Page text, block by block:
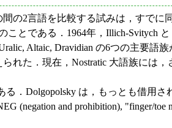
の2言語を比較する試みは，すでに
とである．1964年，Illich-Svitych と
Altaic, Dravidian の6つの主要語
れた．現在，Nostratic 大語族には，
．Dolgopolsky は，もっとも借用
(negation and prohibition), "finger/